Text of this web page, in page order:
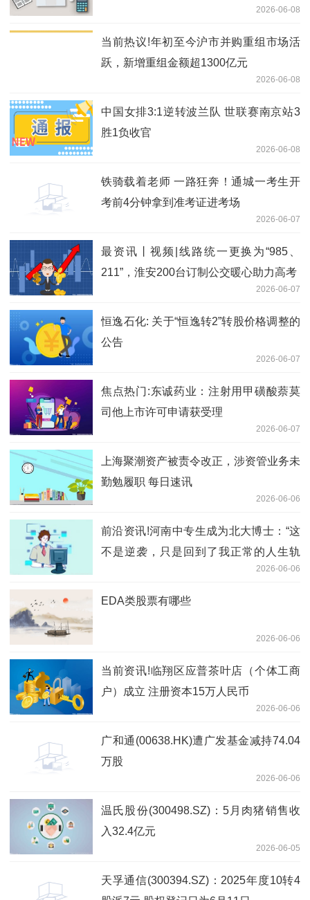
2026-06-08
当前热议!年初至今沪市并购重组市场活
跃，新增重组金额超1300亿元
2026-06-08
中国女排3:1逆转波兰队 世联赛南京站3
胜1负收官
2026-06-08
铁骑载着老师 一路狂奔！通城一考生开
考前4分钟拿到准考证进考场
2026-06-07
最资讯丨视频|线路统一更换为“985、
211”，淮安200台订制公交暖心助力高考
2026-06-07
恒逸石化: 关于“恒逸转2”转股价格调整的
公告
2026-06-07
焦点热门:东诚药业：注射用甲磺酸萘莫
司他上市许可申请获受理
2026-06-07
上海聚潮资产被责令改正，涉资管业务未
勤勉履职 每日速讯
2026-06-06
前沿资讯!河南中专生成为北大博士：“这
不是逆袭，只是回到了我正常的人生轨
2026-06-06
EDA类股票有哪些
2026-06-06
当前资讯!临翔区应普茶叶店（个体工商
户）成立 注册资本15万人民币
2026-06-06
广和通(00638.HK)遭广发基金减持74.04
万股
2026-06-06
温氏股份(300498.SZ)：5月肉猪销售收
入32.4亿元
2026-06-05
天孚通信(300394.SZ)：2025年度10转4